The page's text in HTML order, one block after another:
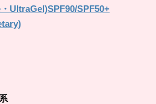
UltraGel)SPF90/SPF50+